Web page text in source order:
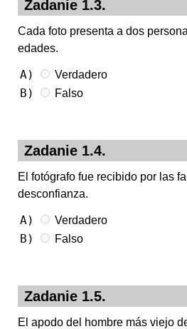
Zadanie 1.3.
Cada foto presenta a dos
edades.
A) Verdadero
B) Falso
Zadanie 1.4.
El fotógrafo fue recibido por las
desconfianza.
A) Verdadero
B) Falso
Zadanie 1.5.
El apodo del hombre más viejo